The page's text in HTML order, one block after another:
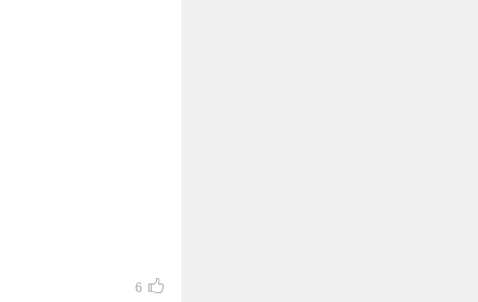
为就这么欢脱下去的
飞》《汤姆叔叔的小
6